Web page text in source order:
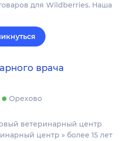
для Wildberries. Наша
врача
Орехово
ветеринарный центр
центр » более 15 лет